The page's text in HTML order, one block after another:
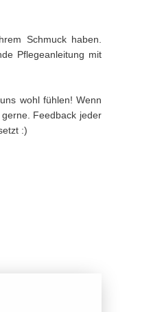
Schmuck haben.
Pflegeanleitung mit
wohl fühlen! Wenn
Feedback jeder
:)